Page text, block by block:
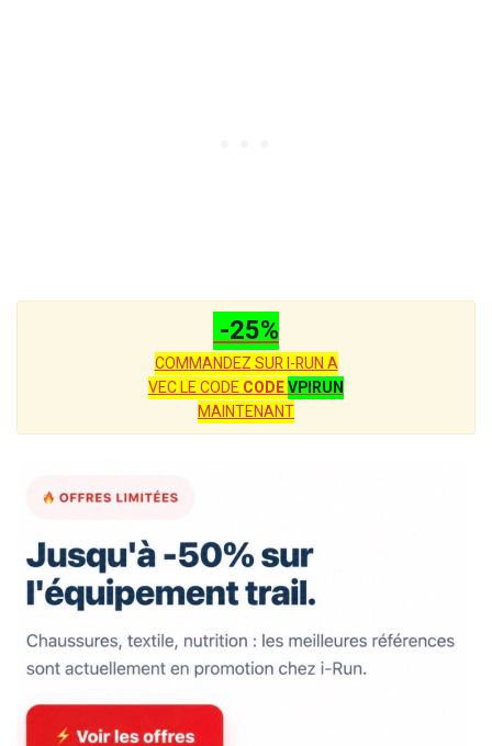
-25%
COMMANDEZ SUR I-RUN A
VEC LE CODECODEVPIRUN
MAINTENANT